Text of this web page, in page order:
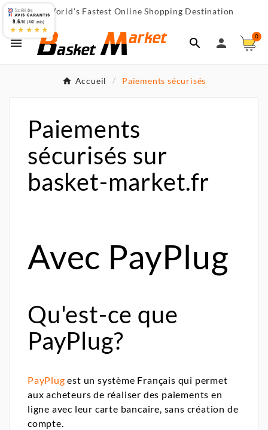
 World's Fastest Online Shopping Destination
  
0
Accueil Paiements sécurisés
Paiements
sécurisés sur
basket-market.fr
Avec PayPlug
Qu'est-ce que
PayPlug?
PayPlugest un système Français qui permet
aux acheteurs de réaliser des paiements en
ligne avec leur carte bancaire, sans création de
compte.
9.6/10 (467 avis)
★★★★★